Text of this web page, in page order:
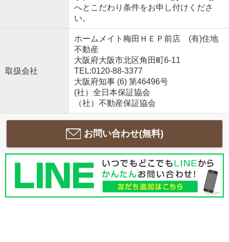
へとこだわり条件をお申し付けくださ
い。
取扱会社
ホームメイト梅田ＨＥＰ前店 (有)住地
不動産
大阪府大阪市北区角田町6-11
TEL:0120-88-3377
大阪府知事 (6) 第46496号
(社）全日本保証協会
（社）不動産保証協会
お問い合わせ(無料)